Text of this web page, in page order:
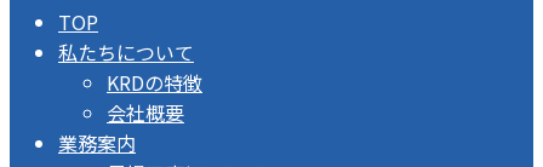
TOP
私たちについて
KRDの特徴
会社概要
業務案内